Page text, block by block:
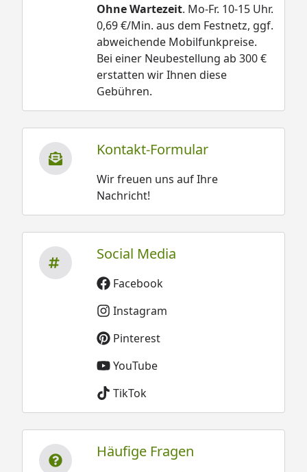
Ohne Wartezeit. Mo-Fr. 10-15 Uhr.
0,69 €/Min. aus dem Festnetz, ggf.
abweichende Mobilfunkpreise.
Bei einer Neubestellung ab 300 €
erstatten wir Ihnen diese
Gebühren.
Kontakt-Formular
Wir freuen uns auf Ihre
Nachricht!
Social Media
Facebook
Instagram
Pinterest
YouTube
TikTok
Häufige Fragen